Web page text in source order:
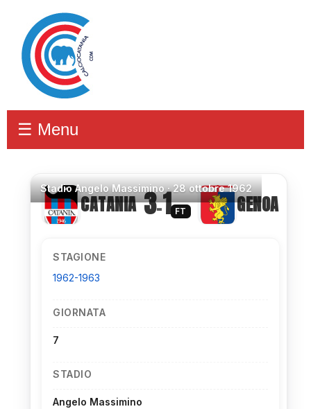
☰ Menu
StadioAngelo Massimino ·28 ottobre 1962
CATANIA 3–1 FT GENOA
STAGIONE
1962-1963
GIORNATA
7
STADIO
Angelo Massimino